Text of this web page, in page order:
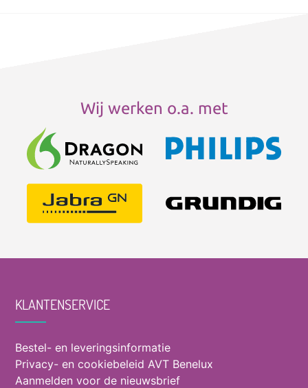
Wij werken o.a. met
KLANTENSERVICE
Bestel- en leveringsinformatie
Privacy- en cookiebeleid AVT Benelux
Aanmelden voor de nieuwsbrief